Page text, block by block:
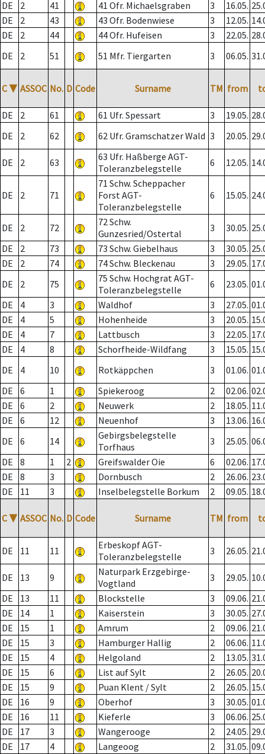
DE
2 41 41 Ofr. Michaelsgraben 3 16.05.
DE
2 43 43 Ofr. Bodenwiese 3 12.05.
DE
2 44 44 Ofr. Hufeisen 3 22.05.
DE
2 51 51 Mfr. Tiergarten 3 06.05.
C ▼ ASSOC No. D Code Surname TM from
DE 2 61 61 Ufr. Spessart 3 19.05.
DE
2 62 62 Ufr. Gramschatzer Wald 3 20.05.
DE 2 63
63 Ufr. Haßberge AGT-
Toleranzbelegstelle
6 12.05.
DE 2 71
71 Schw. Scheppacher
Forst AGT-
Toleranzbelegstelle
6 15.05.
DE 2 72
72 Schw.
Gunzesried/Ostertal
3 30.05.
DE
2 73 73 Schw. Giebelhaus 3 30.05.
DE
2 74 74 Schw. Bleckenau 3 29.05.
DE
2 75
75 Schw. Hochgrat AGT-
Toleranzbelegstelle
6 23.05.
DE
4 3 Waldhof 3 27.05.
DE
4 5 Hohenheide 3 20.05.
DE
4 7 Lattbusch 3 22.05.
DE
4 8 Schorfheide-Wildfang 3 15.05.
DE
4 10 Rotkäppchen 3 01.06.
DE
6 1 Spiekeroog 2 02.06.
DE
6 2 Neuwerk 2 18.05.
DE
6 12 Neuenhof 3 13.06.
DE
6 14
Gebirgsbelegstelle
Torfhaus
3 25.05.
DE
8 1 2 Greifswalder Oie 6 02.06.
DE
8 3 Dornbusch 2 26.06.
DE
11 3 Inselbelegstelle Borkum 2 09.05.
C ▼ ASSOC No. D Code Surname TM from
DE 11 11
Erbeskopf AGT-
Toleranzbelegstelle
3 26.05.
DE 13 9
Naturpark Erzgebirge-
Vogtland
3 29.05.
DE
13 11 Blockstelle 3 09.06.
DE
14 1 Kaiserstein 3 30.05.
DE
15 1 Amrum 2 09.06.
DE
15 3 Hamburger Hallig 2 06.06.
DE
15 4 Helgoland 2 13.05.
DE
15 6 List auf Sylt 2 26.05.
DE
15 9 Puan Klent / Sylt 2 26.05.
DE
16 9 Oberhof 3 30.05.
DE
16 11 Kieferle 3 06.06.
DE
17 3 Wangerooge 2 24.05.
DE
17 4 Langeoog 2 31.05.